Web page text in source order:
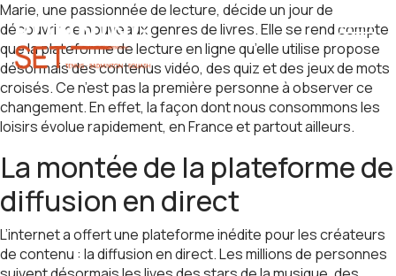
Marie, une passionnée de lecture, décide un jour de
découvrir de nouveaux genres de livres. Elle se rend compte
que la plateforme de lecture en ligne qu’elle utilise propose
désormais des contenus vidéo, des quiz et des jeux de mots
croisés. Ce n’est pas la première personne à observer ce
changement. En effet, la façon dont nous consommons les
loisirs évolue rapidement, en France et partout ailleurs.
La montée de la plateforme de
diffusion en direct
L’internet a offert une plateforme inédite pour les créateurs
de contenu : la diffusion en direct. Les millions de personnes